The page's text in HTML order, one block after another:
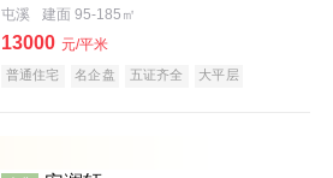
屯溪 建面 95-185㎡
13000 元/平米
普通住宅 名企盘 五证齐全 大平层